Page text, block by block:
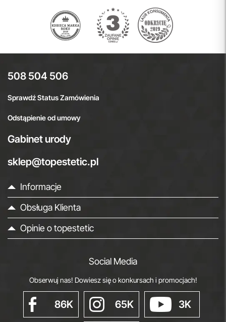
508 504 506
Sprawdź Status Zamówienia
Odstąpienie od umowy
Gabinet urody
sklep@topestetic.pl
Informacje
Obsługa Klienta
Opinie o topestetic
Social Media
Obserwuj nas! Dowiesz się o konkursach i promocjach!
86K 65K 3K